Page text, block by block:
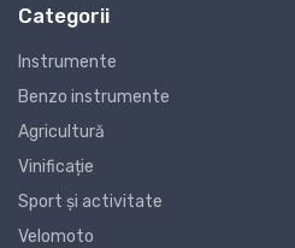
Categorii
Instrumente
Benzo instrumente
Agricultură
Vinificație
Sport și activitate
Velomoto